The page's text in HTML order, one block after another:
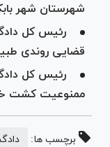
شهرستان شهر
رئیس کل
قضایی روندی
رئیس کل
ممنوعیت کشت
برچسب ها: